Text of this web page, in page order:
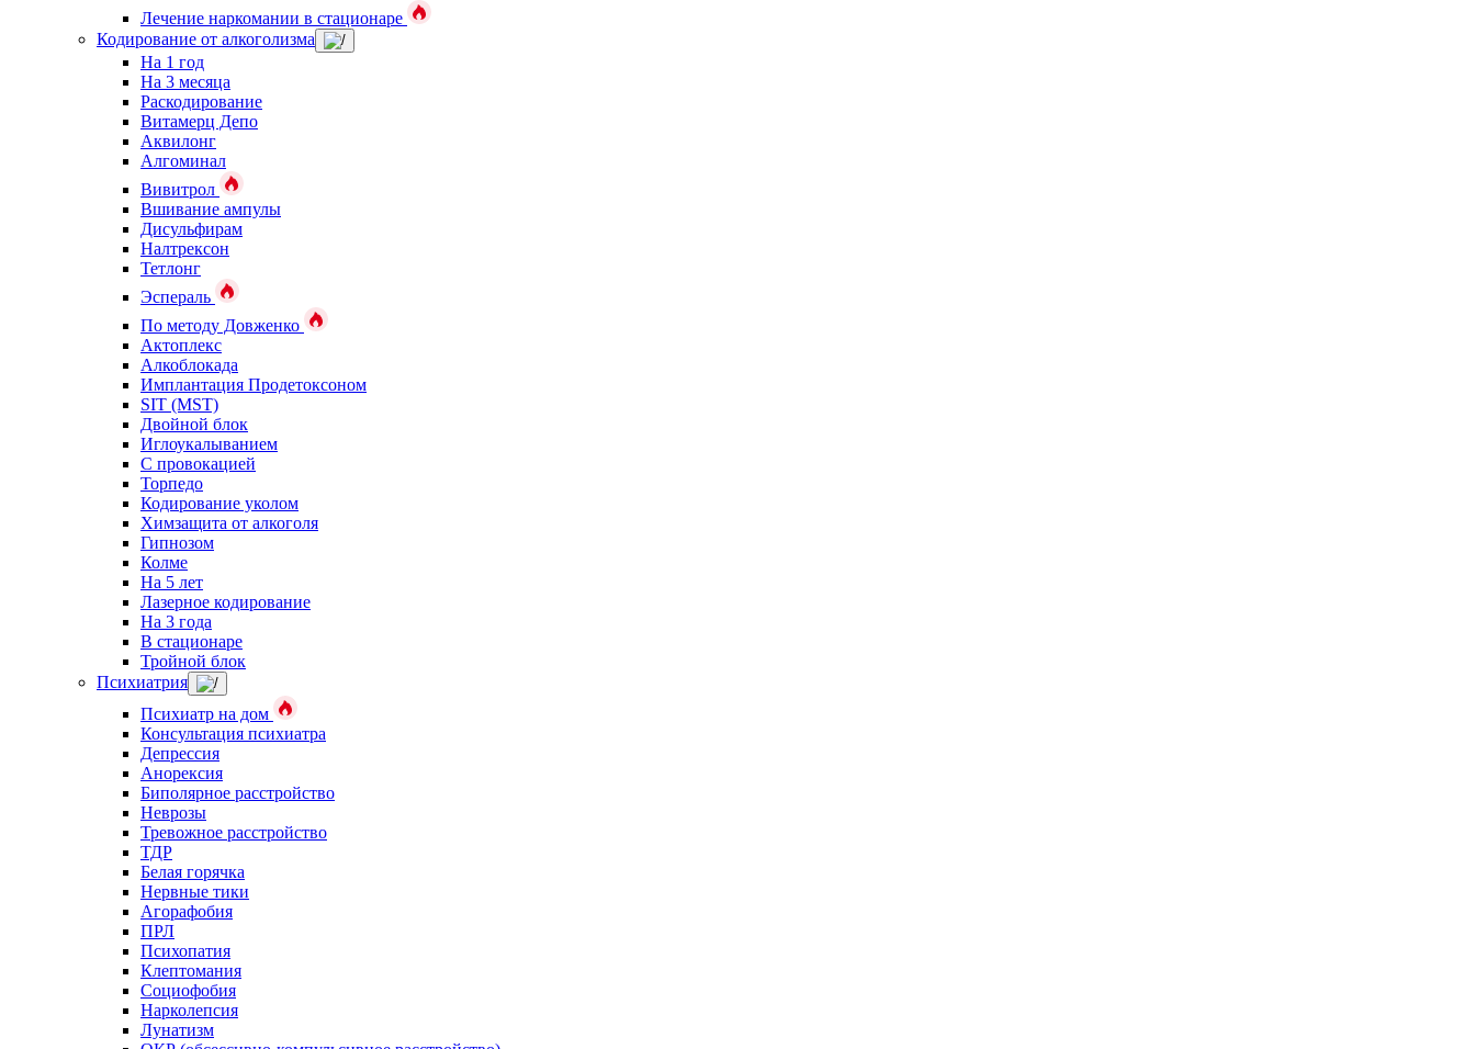
Лечение наркомании в стационаре
Кодирование от алкоголизма
На 1 год
На 3 месяца
Раскодирование
Витамерц Депо
Аквилонг
Алгоминал
Вивитрол
Вшивание ампулы
Дисульфирам
Налтрексон
Тетлонг
Эспераль
По методу Довженко
Актоплекс
Алкоблокада
Имплантация Продетоксоном
SIT (MST)
Двойной блок
Иглоукалыванием
С провокацией
Торпедо
Кодирование уколом
Химзащита от алкоголя
Гипнозом
Колме
На 5 лет
Лазерное кодирование
На 3 года
В стационаре
Тройной блок
Психиатрия
Психиатр на дом
Консультация психиатра
Депрессия
Анорексия
Биполярное расстройство
Неврозы
Тревожное расстройство
ТДР
Белая горячка
Нервные тики
Агорафобия
ПРЛ
Психопатия
Клептомания
Социофобия
Нарколепсия
Лунатизм